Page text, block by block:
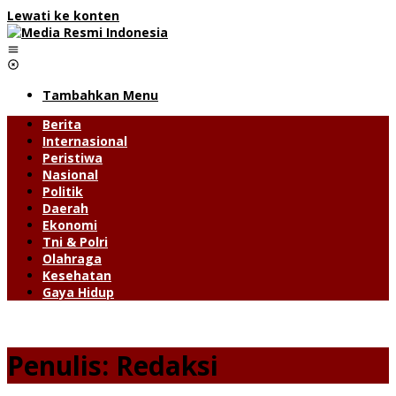
Lewati ke konten
Tambahkan Menu
Berita
Internasional
Peristiwa
Nasional
Politik
Daerah
Ekonomi
Tni & Polri
Olahraga
Kesehatan
Gaya Hidup
Penulis: Redaksi